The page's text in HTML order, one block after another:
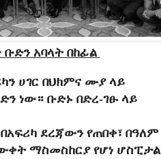
አባላት በከፊል
ሀገር በህክምና ሙያ ላይ
ነው። ቡድኑ በድረ-ገፁ ላይ
ደረጃውን የጠበቀ፣ በዓለም
ማስመስከርያ የሆነ ሆስፒታል